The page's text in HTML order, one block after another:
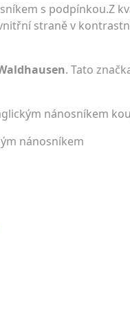
s podpínkou.Z
straně v
. Tato
nánosníkem
nánosníkem